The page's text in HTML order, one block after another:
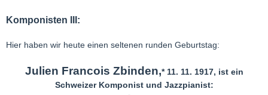
Komponisten III:
Hier haben wir heute einen seltenen runden Geburtstag:
Julien Francois Zbinden,* 11. 11. 1917, ist ein
Schweizer Komponist und Jazzpianist: